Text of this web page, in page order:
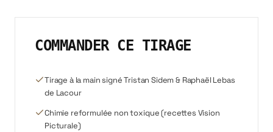
COMMANDER CE TIRAGE
Tirage à la main signé Tristan Sidem & Raphaël Lebas
de Lacour
Chimie reformulée non toxique (recettes Vision
Picturale)